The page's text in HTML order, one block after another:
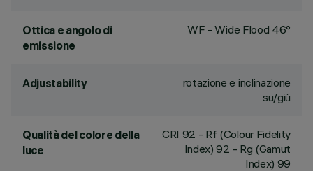
Ottica e angolo di
emissione
WF - Wide Flood 46°
Adjustability
rotazione e inclinazione
su/giù
Qualità del colore della
luce
CRI 92 - Rf (Colour Fidelity
Index) 92 - Rg (Gamut
Index) 99